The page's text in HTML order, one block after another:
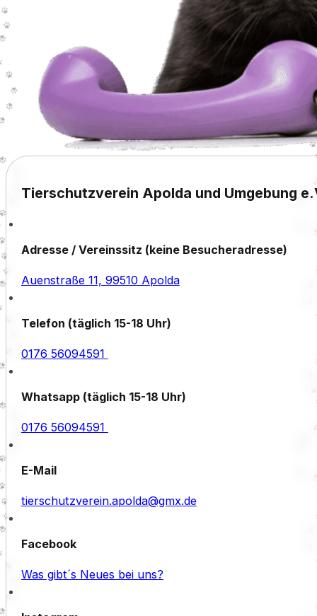
Tierschutzverein Apolda und Umgebung
Adresse / Vereinssitz (keine Besucheradresse)
Auenstraße 11, 99510 Apolda
Telefon (täglich 15-18 Uhr)
0176 56094591
Whatsapp (täglich 15-18 Uhr)
0176 56094591
E-Mail
tierschutzverein.apolda@gmx.de
Facebook
Was gibt´s Neues bei uns?